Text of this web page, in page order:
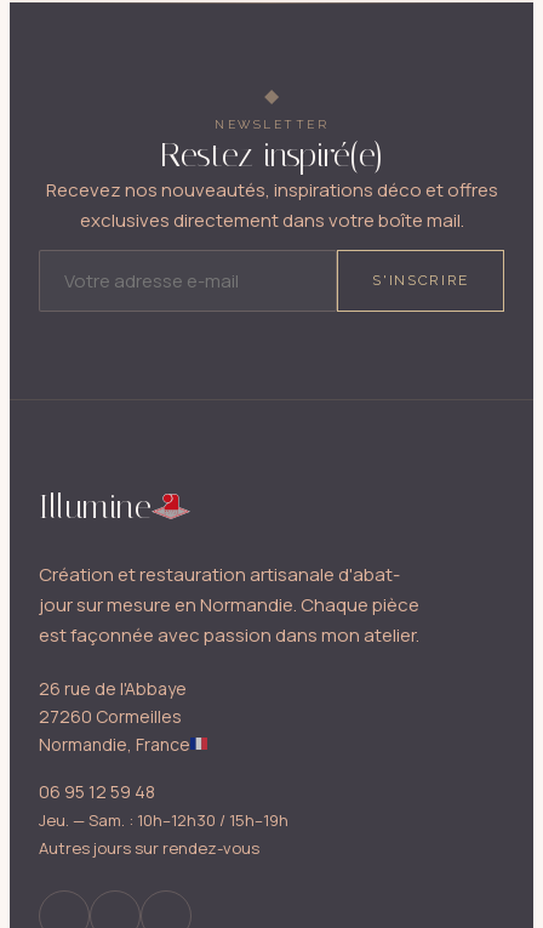
NEWSLETTER
Restez inspiré(e)
Recevez nos nouveautés, inspirations déco et offres
exclusives directement dans votre boîte mail.
S'INSCRIRE
Illumine
Création et restauration artisanale d'abat-
jour sur mesure en Normandie. Chaque pièce
est façonnée avec passion dans mon atelier.
26 rue de l'Abbaye
27260 Cormeilles
Normandie, France
06 95 12 59 48
Jeu. — Sam. : 10h–12h30 / 15h–19h
Autres jours sur rendez-vous